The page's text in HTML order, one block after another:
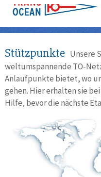
Stützpunkte Unsere
weltumspannende TO-
Anlaufpunkte bietet, wo
gehen. Hier erhalten sie
Hilfe, bevor die nächste